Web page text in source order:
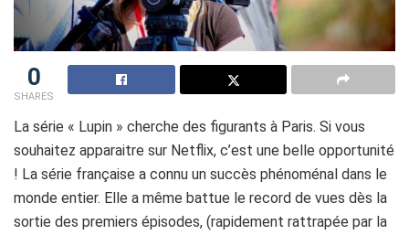
0
SHARES
La série « Lupin » cherche des figurants à Paris. Si vous
souhaitez apparaitre sur Netflix, c’est une belle opportunité
! La série française a connu un succès phénoménal dans le
monde entier. Elle a même battue le record de vues dès la
sortie des premiers épisodes, (rapidement rattrapée par la